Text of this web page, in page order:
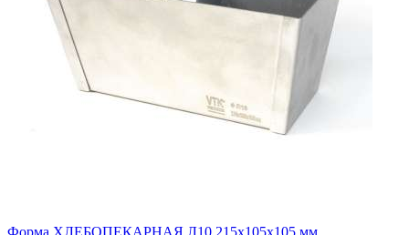
Форма ХЛЕБОПЕКАРНАЯ Л10 215х105х105 мм